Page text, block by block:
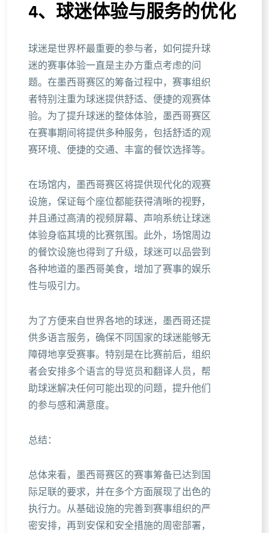
4、球迷体验与服务的优化
球迷是世界杯最重要的参与者，如何提升球
迷的赛事体验一直是主办方重点考虑的问
题。在墨西哥赛区的筹备过程中，赛事组织
者特别注重为球迷提供舒适、便捷的观赛体
验。为了提升球迷的整体体验，墨西哥赛区
在赛事期间将提供多种服务，包括舒适的观
赛环境、便捷的交通、丰富的餐饮选择等。
在场馆内，墨西哥赛区将提供现代化的观赛
设施，保证每个座位都能获得清晰的视野，
并且通过高清的视频屏幕、声响系统让球迷
体验身临其境的比赛氛围。此外，场馆周边
的餐饮设施也得到了升级，球迷可以品尝到
各种地道的墨西哥美食，增加了赛事的娱乐
性与吸引力。
为了方便来自世界各地的球迷，墨西哥还提
供多语言服务，确保不同国家的球迷能够无
障碍地享受赛事。特别是在比赛前后，组织
者会安排多个语言的导览员和翻译人员，帮
助球迷解决任何可能出现的问题，提升他们
的参与感和满意度。
总结：
总体来看，墨西哥赛区的赛事筹备已达到国
际足联的要求，并在多个方面展现了出色的
执行力。从基础设施的完善到赛事组织的严
密安排，再到安保和安全措施的周密部署，